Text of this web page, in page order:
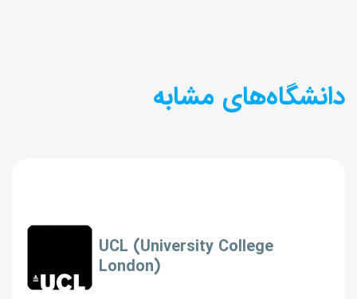
دانشگاه‌های مشابه
UCL (University College
London)